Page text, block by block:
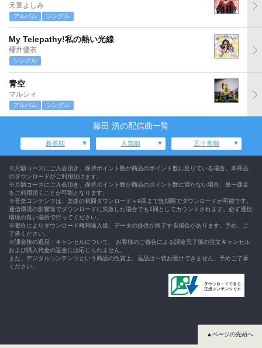
天童よしみ
アルバム シングル
My Telepathy!私の熱い光線
櫻井優衣
シングル
青空
マルシィ
アルバム シングル
藤田 浩の配信曲一覧
新着順 人気順 五十音順
※月額コースにご入会頂き、保持ポイント数が商品のポイント数に足りている場合、本商品
のダウンロードがご利用頂けます。
※月額コースにご入会頂き、保持ポイント数が商品のポイント数に満たない場合、単一課金
をご利用頂くことが可能となります。
※音楽コンテンツは、楽曲の初回ダウンロード＋9回まで無期限でダウンロードが可能です。
通信環境の影響等でダウンロードに失敗した場合でも1回としてカウントされます。必ず通信
環境の良い場所で行ってください。
※都合によりダウンロード権利購入後、データの提供が終了する場合があります。予め、ご
了承ください。
※課金後の返品・キャンセルについて、 お客様のご都合による課金完了後の注文キャンセル
および購入代金の返金には応じられません。
また、デジタルコンテンツという商品の性質上、返品は一切お受けできません。予めご了承
ください。
▲ページの先頭へ